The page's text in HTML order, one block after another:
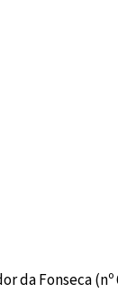
da Fonseca